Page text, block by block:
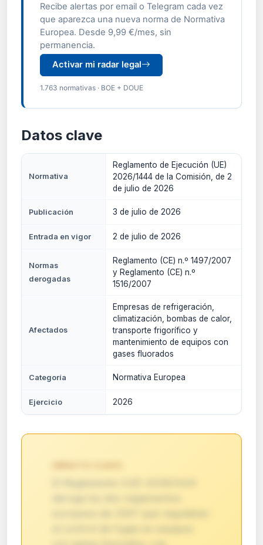
Recibe alertas por email o Telegram cada vez
que aparezca una nueva norma de Normativa
Europea. Desde 9,99 €/mes, sin
permanencia.
Activar mi radar legal
1.763 normativas · BOE + DOUE
Datos clave
Normativa
Reglamento de Ejecución (UE)
2026/1444 de la Comisión, de 2
de julio de 2026
Publicación 3 de julio de 2026
Entrada en vigor 2 de julio de 2026
Normas
derogadas
Reglamento (CE) n.º 1497/2007
y Reglamento (CE) n.º
1516/2007
Afectados
Empresas de refrigeración,
climatización, bombas de calor,
transporte frigorífico y
mantenimiento de equipos con
gases fluorados
Categoría Normativa Europea
Ejercicio 2026